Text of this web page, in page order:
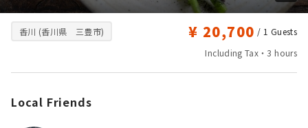
香川 (香川県 三豊市) ¥ 20,700 / 1 Guests
Including Tax・3 hours
Local Friends